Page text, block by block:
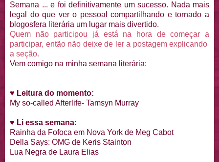
Semana ... e foi definitivamente um sucesso. Nada mais
legal do que ver o pessoal compartilhando e tornado a
blogosfera literária um lugar mais divertido.
Quem não participou já está na hora de começar a
participar, então não deixe de ler a postagem explicando
a seção.
Vem comigo na minha semana literária:
♥ Leitura do momento:
My so-called Afterlife- Tamsyn Murray
♥ Li essa semana:
Rainha da Fofoca em Nova York de Meg Cabot
Della Says: OMG de Keris Stainton
Lua Negra de Laura Elias